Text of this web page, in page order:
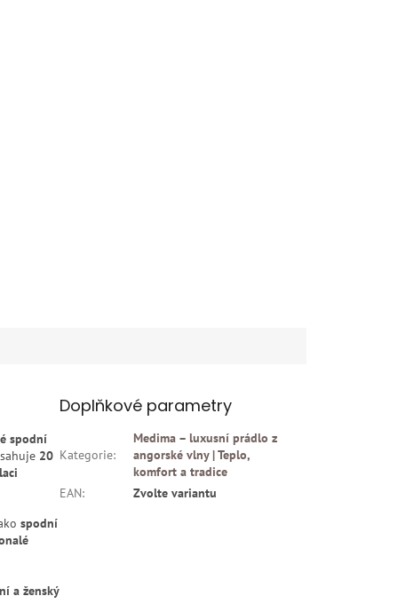
spodní
20
spodní
a ženský
Doplňkové parametry
Kategorie:
Medima – luxusní prádlo z
angorské vlny | Teplo,
komfort a tradice
EAN: Zvolte variantu